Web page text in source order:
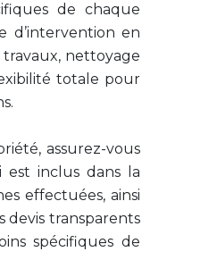
de chaque
d’intervention en
nettoyage
totale pour
assurez-vous
inclus dans la
effectuées, ainsi
devis transparents
spécifiques de